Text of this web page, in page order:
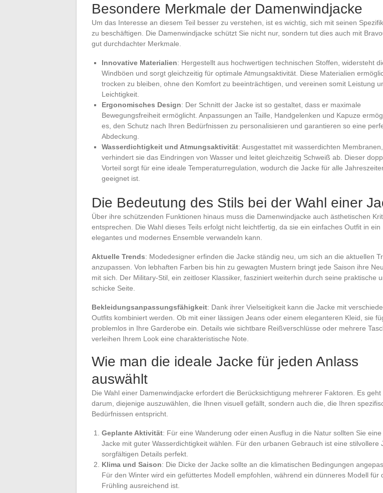
Besondere Merkmale der Damenwindjacke
Um das Interesse an diesem Teil besser zu verstehen, ist es wichtig, sich mit seinen
zu beschäftigen. Die Damenwindjacke schützt Sie nicht nur, sondern tut dies auch mit
gut durchdachter Merkmale.
Innovative Materialien: Hergestellt aus hochwertigen technischen Stoffen, widersteht
Windböen und sorgt gleichzeitig für optimale Atmungsaktivität. Diese Materialien
trocken zu bleiben, ohne den Komfort zu beeinträchtigen, und vereinen somit Leistung
Leichtigkeit.
Ergonomisches Design: Der Schnitt der Jacke ist so gestaltet, dass er maximale
Bewegungsfreiheit ermöglicht. Anpassungen an Taille, Handgelenken und Kapuze
es, den Schutz nach Ihren Bedürfnissen zu personalisieren und garantieren so eine
Abdeckung.
Wasserdichtigkeit und Atmungsaktivität: Ausgestattet mit wasserdichten Membranen,
verhindert sie das Eindringen von Wasser und leitet gleichzeitig Schweiß ab. Dieser
Vorteil sorgt für eine ideale Temperaturregulation, wodurch die Jacke für alle
geeignet ist.
Die Bedeutung des Stils bei der Wahl einer
Über ihre schützenden Funktionen hinaus muss die Damenwindjacke auch ästhetischen
entsprechen. Die Wahl dieses Teils erfolgt nicht leichtfertig, da sie ein einfaches Outfit in ein
elegantes und modernes Ensemble verwandeln kann.
Aktuelle Trends: Modedesigner erfinden die Jacke ständig neu, um sich an die aktuellen
anzupassen. Von lebhaften Farben bis hin zu gewagten Mustern bringt jede Saison ihre
mit sich. Der Military-Stil, ein zeitloser Klassiker, fasziniert weiterhin durch seine praktische
schicke Seite.
Bekleidungsanpassungsfähigkeit: Dank ihrer Vielseitigkeit kann die Jacke mit
Outfits kombiniert werden. Ob mit einer lässigen Jeans oder einem eleganteren Kleid, sie
problemlos in Ihre Garderobe ein. Details wie sichtbare Reißverschlüsse oder mehrere
verleihen Ihrem Look eine charakteristische Note.
Wie man die ideale Jacke für jeden Anlass
auswählt
Die Wahl einer Damenwindjacke erfordert die Berücksichtigung mehrerer Faktoren. Es
darum, diejenige auszuwählen, die Ihnen visuell gefällt, sondern auch die, die Ihren
Bedürfnissen entspricht.
Geplante Aktivität: Für eine Wanderung oder einen Ausflug in die Natur sollten Sie eine
Jacke mit guter Wasserdichtigkeit wählen. Für den urbanen Gebrauch ist eine stilvollere
sorgfältigen Details perfekt.
Klima und Saison: Die Dicke der Jacke sollte an die klimatischen Bedingungen
Für den Winter wird ein gefüttertes Modell empfohlen, während ein dünneres Modell für
Frühling ausreichend ist.